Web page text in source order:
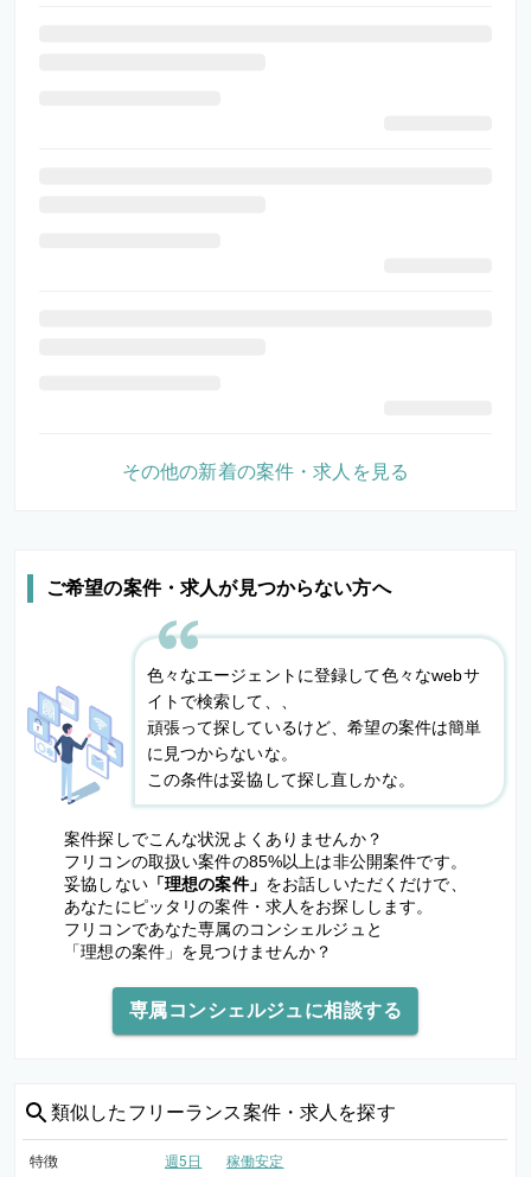
ご希望の案件・求人が見つからない方へ
色々なエージェントに登録して色々なwebサ
イトで検索して、、
頑張って探しているけど、希望の案件は簡単
に見つからないな。
この条件は妥協して探し直しかな。
案件探しでこんな状況よくありませんか？
フリコンの取扱い案件の85%以上は非公開案件です。
妥協しない「理想の案件」 をお話しいただくだけで、
あなたにピッタリの案件・求人をお探しします。
フリコンであなた専属のコンシェルジュと
「理想の案件」を見つけませんか？
専属コンシェルジュに相談する
類似した フリーランス案件・求人を探す
特徴 週5日 稼働安定
その他の新着の案件・求人を見る